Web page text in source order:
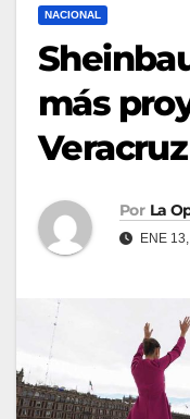
NACIONAL
más
Veracruz
Por La
ENE